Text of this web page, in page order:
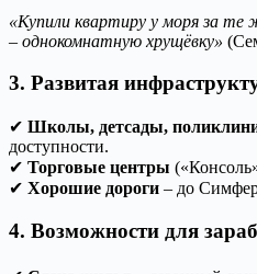
«Купили квартиру у моря за те
– однокомнатную хрущёвку»
3. Развитая
✔ Школы, детсады,
доступности.
✔ Торговые центры
✔ Хорошие дороги – до
4. Возможности для